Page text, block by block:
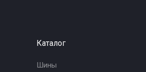
Каталог
Шины